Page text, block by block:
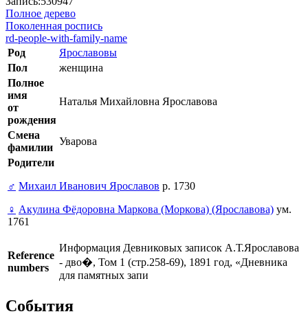
Полное дерево
Поколенная роспись
rd-people-with-family-name
Род
Ярославовы
Пол
женщина
Полное
имя
от
рождения
Наталья Михайловна Ярославова
Смена
фамилии
Уварова
Родители
♂ Михаил Иванович Ярославов р. 1730
♀ Акулина Фёдоровна Маркова (Моркова) (Ярославова) ум.
1761
Reference
numbers
Информация Девниковых записок А.Т.Ярославова
- дво�, Том 1 (стр.258-69), 1891 год, «Дневника
для памятных запи
События